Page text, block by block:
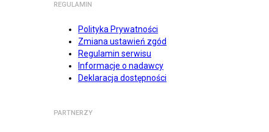
REGULAMIN
Polityka Prywatności
Zmiana ustawień zgód
Regulamin serwisu
Informacje o nadawcy
Deklaracja dostępności
PARTNERZY